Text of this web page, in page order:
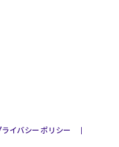
ライバシーポリシー